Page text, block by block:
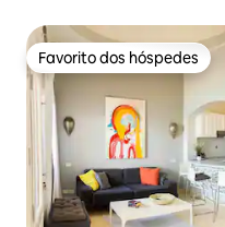
Favorito dos hóspedes
Favorito dos hóspedes